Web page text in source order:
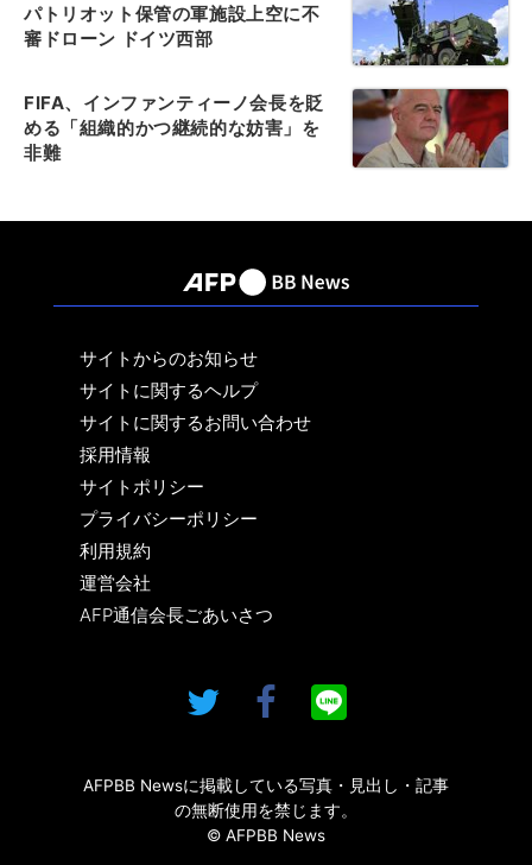
パトリオット保管の軍施設上空に不
審ドローン ドイツ西部
FIFA、インファンティーノ会長を貶
める「組織的かつ継続的な妨害」を
非難
サイトからのお知らせ
サイトに関するヘルプ
サイトに関するお問い合わせ
採用情報
サイトポリシー
プライバシーポリシー
利用規約
運営会社
AFP通信会長ごあいさつ
AFPBB Newsに掲載している写真・見出し・記事
の無断使用を禁じます。
© AFPBB News